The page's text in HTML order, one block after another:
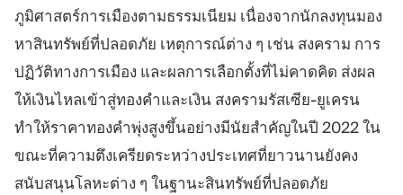
ภูมิศาสตร์การเมืองตามธรรมเนียม เนื่องจากนักลงทุนมอง
หาสินทรัพย์ที่ปลอดภัย เหตุการณ์ต่าง ๆ เช่น สงคราม การ
ปฏิวัติทางการเมือง และผลการเลือกตั้งที่ไม่คาดคิด ส่งผล
ให้เงินไหลเข้าสู่ทองคำและเงิน สงครามรัสเซีย-ยูเครน
ทำให้ราคาทองคำพุ่งสูงขึ้นอย่างมีนัยสำคัญในปี 2022 ใน
ขณะที่ความตึงเครียดระหว่างประเทศที่ยาวนานยังคง
สนับสนุนโลหะต่าง ๆ ในฐานะสินทรัพย์ที่ปลอดภัย